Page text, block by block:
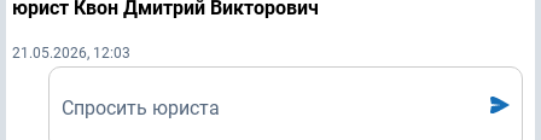
юрист Квон Дмитрий Викторович
21.05.2026, 12:03
Спросить юриста